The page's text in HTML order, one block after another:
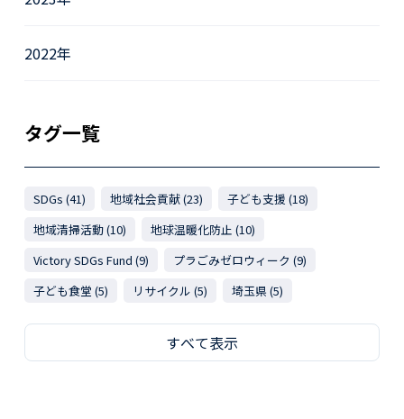
2022年
タグ一覧
SDGs (41) 地域社会貢献 (23)
子ども支援 (18)
地域清掃活動 (10)
地球温暖化防止 (10)
Victory SDGs Fund (9)
プラごみゼロウィーク (9)
子ども食堂 (5)
リサイクル (5) 埼玉県 (5)
すべて表示